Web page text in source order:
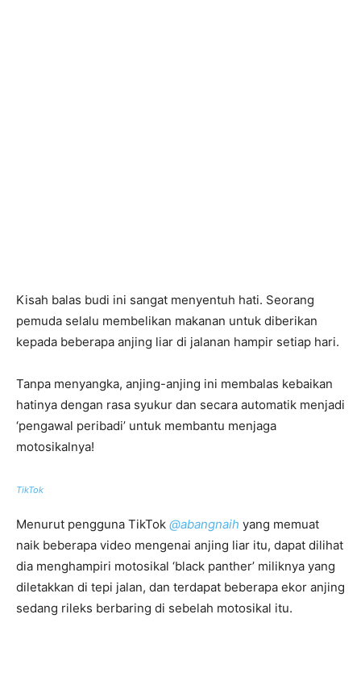
Kisah balas budi ini sangat menyentuh hati. Seorang
pemuda selalu membelikan makanan untuk diberikan
kepada beberapa anjing liar di jalanan hampir setiap hari.
Tanpa menyangka, anjing-anjing ini membalas kebaikan
hatinya dengan rasa syukur dan secara automatik menjadi
‘pengawal peribadi’ untuk membantu menjaga
motosikalnya!
TikTok
Menurut pengguna TikTok @abangnaih yang memuat
naik beberapa video mengenai anjing liar itu, dapat dilihat
dia menghampiri motosikal ‘black panther’ miliknya yang
diletakkan di tepi jalan, dan terdapat beberapa ekor anjing
sedang rileks berbaring di sebelah motosikal itu.